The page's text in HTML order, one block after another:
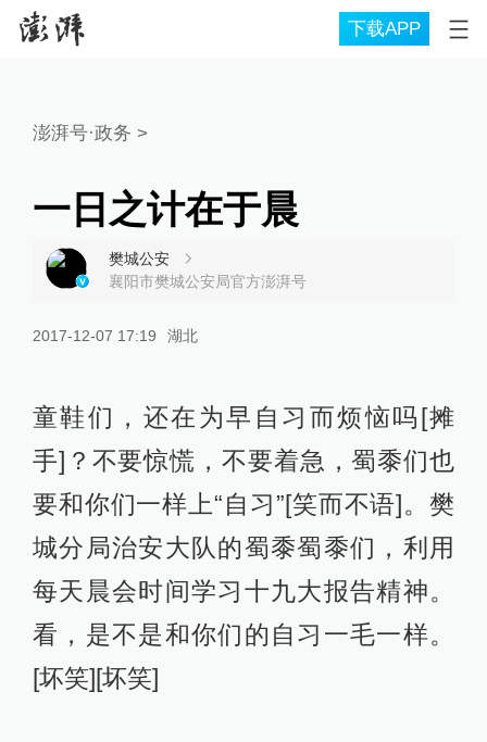
下载APP
澎湃号·政务 >
一日之计在于晨
樊城公安
襄阳市樊城公安局官方澎湃号
2017-12-07 17:19 湖北
童鞋们，还在为早自习而烦恼吗[摊
手]？不要惊慌，不要着急，蜀黍们也
要和你们一样上“自习”[笑而不语]。樊
城分局治安大队的蜀黍蜀黍们，利用
每天晨会时间学习十九大报告精神。
看，是不是和你们的自习一毛一样。
[坏笑][坏笑]